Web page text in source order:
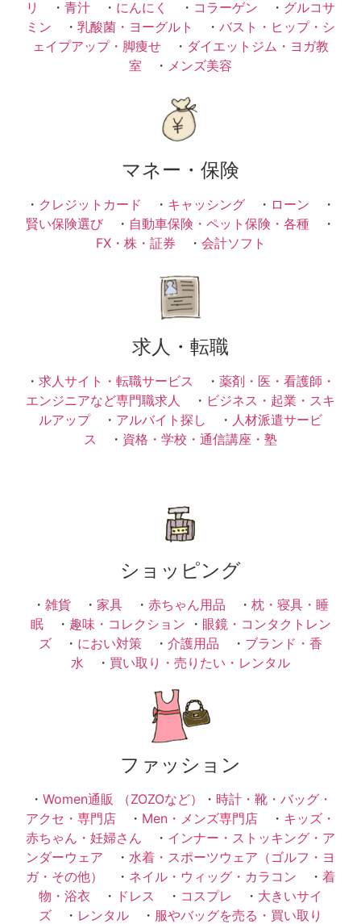
リ ・ 青汁 ・ にんにく ・ コラーゲン ・ グルコサ
ミン ・ 乳酸菌・ヨーグルト ・ バスト・ヒップ・シ
ェイプアップ・脚痩せ ・ ダイエットジム・ヨガ教
室 ・ メンズ美容
マネー・保険
・ クレジットカード ・ キャッシング ・ ローン ・
賢い保険選び ・ 自動車保険・ペット保険・各種 ・
FX・株・証券 ・ 会計ソフト
求人・転職
・ 求人サイト・転職サービス ・ 薬剤・医・看護師・
エンジニアなど専門職求人
・ ビジネス・起業・スキ
ルアップ・ アルバイト探し ・ 人材派遣サービ
ス ・ 資格・学校・通信講座・塾
ショッピング
・ 雑貨 ・ 家具 ・ 赤ちゃん用品 ・ 枕・寝具・睡
眠・ 趣味・コレクション ・ 眼鏡・コンタクトレン
ズ ・ におい対策 ・ 介護用品 ・ ブランド・香
水 ・ 買い取り・売りたい・レンタル
ファッション
・ Women通販 （ZOZOなど） ・ 時計・靴・バッグ・
アクセ・専門店 ・ Men・メンズ専門店 ・ キッズ・
赤ちゃん・妊婦さん ・ インナー・ストッキング・ア
ンダーウェア ・ 水着・スポーツウェア（ゴルフ・ヨ
ガ・その他）
・ ネイル・ウィッグ・カラコン ・ 着
物・浴衣 ・ ドレス ・ コスプレ ・ 大きいサイ
ズ ・ レンタル ・ 服やバッグを売る・買い取り